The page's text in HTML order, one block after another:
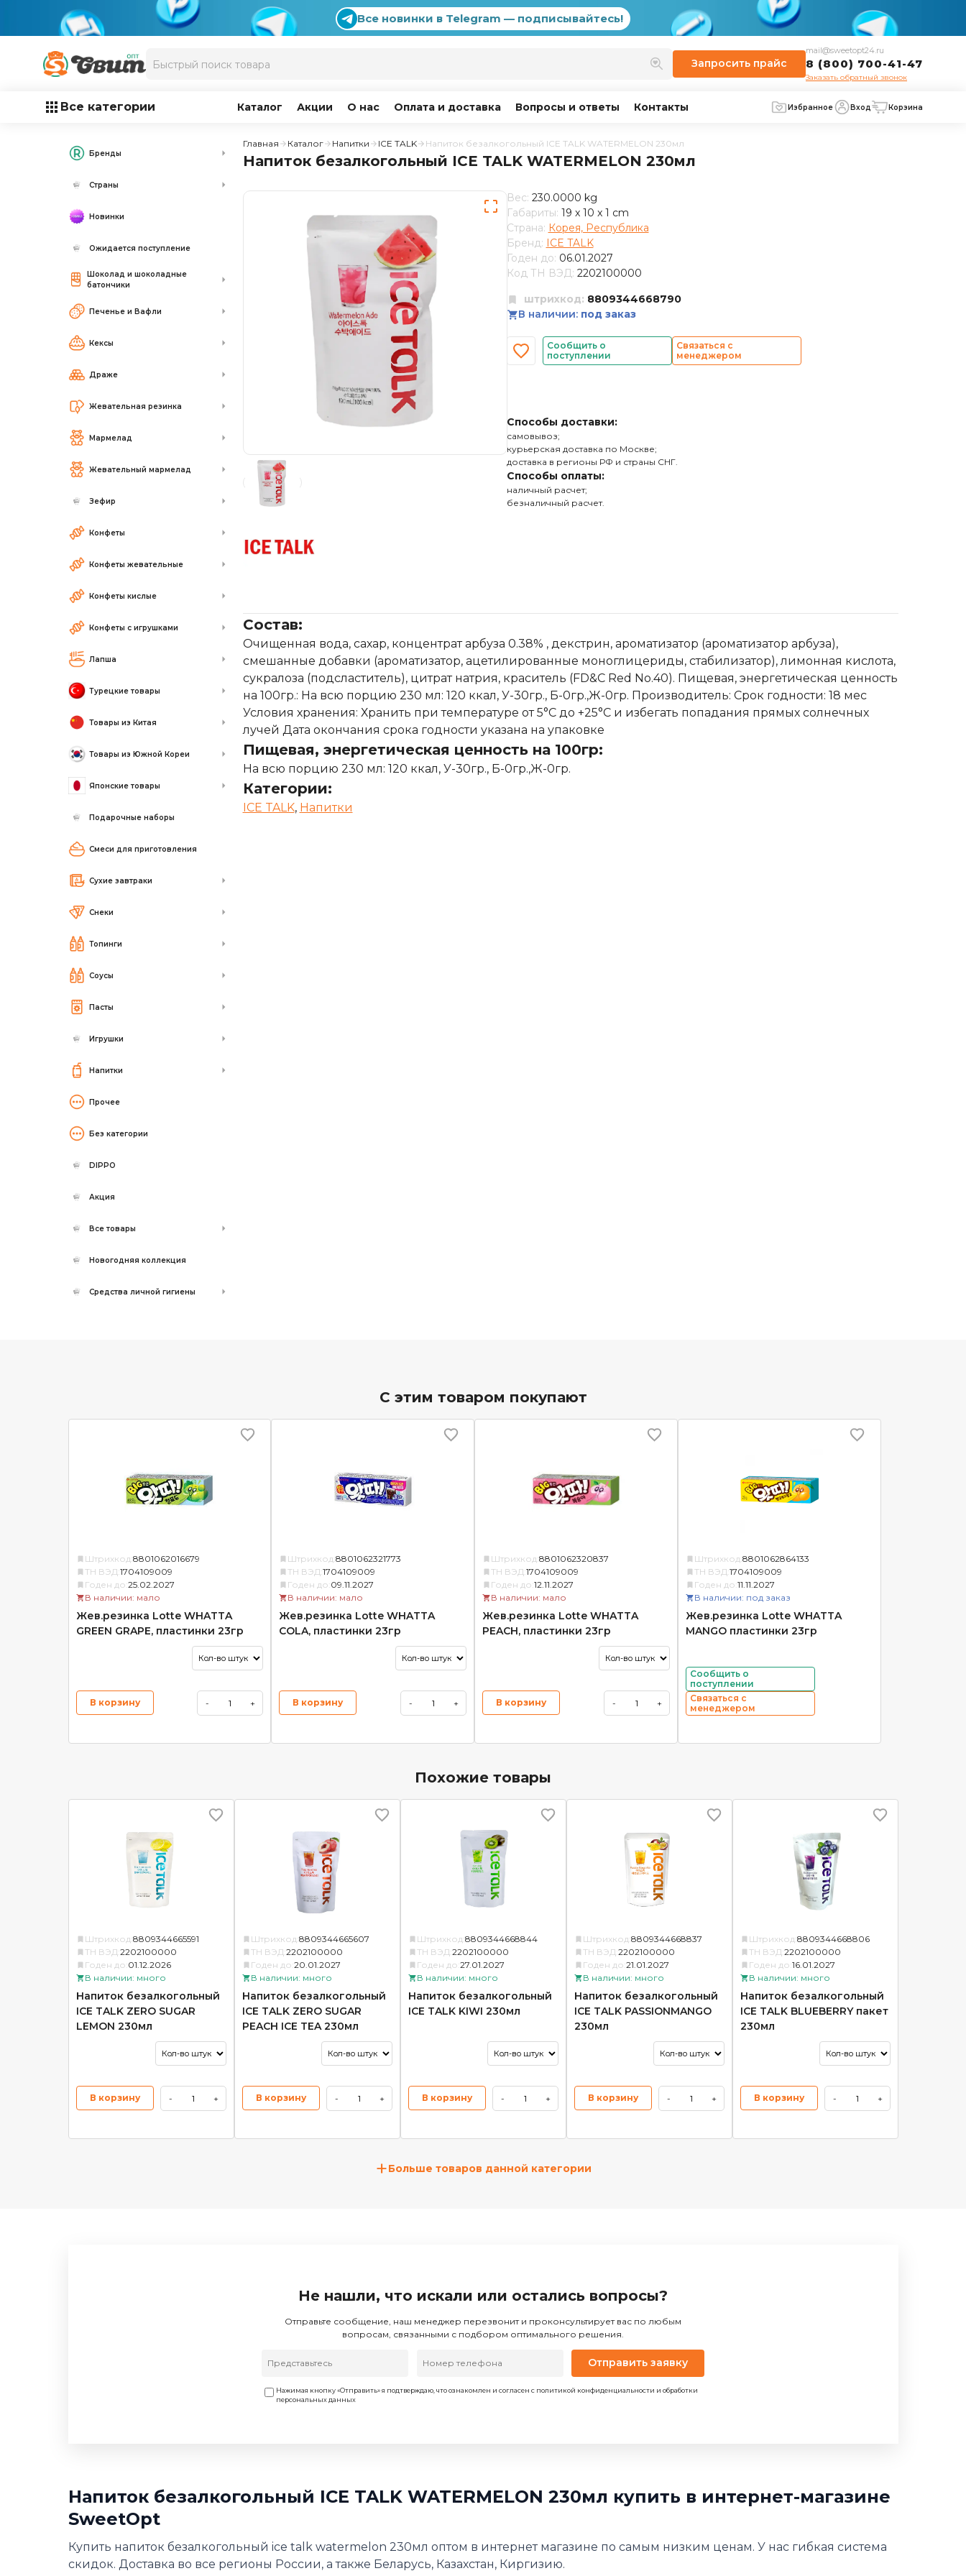
Все новинки в Telegram — подписывайтесь!
Запросить прайс
mail@sweetopt24.ru
8 (800) 700-41-47
Заказать обратный звонок
Все категории Каталог Акции О нас Оплата и доставка Вопросы и ответы Контакты Избранное Вход Корзина
Бренды
Страны
Новинки
Ожидается поступление
Шоколад и шоколадные
батончики
Печенье и Вафли
Кексы
Драже
Жевательная резинка
Мармелад
Жевательный мармелад
Зефир
Конфеты
Конфеты жевательные
Конфеты кислые
Конфеты с игрушками
Лапша
Турецкие товары
Товары из Китая
Товары из Южной Кореи
Японские товары
Подарочные наборы
Смеси для приготовления
Сухие завтраки
Снеки
Топинги
Соусы
Пасты
Игрушки
Напитки
Прочее
Без категории
DIPPO
Акция
Все товары
Новогодняя коллекция
Средства личной гигиены
Главная Каталог Напитки ICE TALK Напиток безалкогольный ICE TALK WATERMELON 230мл
Напиток безалкогольный ICE TALK WATERMELON 230мл
Вес: 230.0000 kg
Габариты: 19 x 10 x 1 cm
Страна: Корея, Республика
Бренд: ICE TALK
Годен до: 06.01.2027
Код ТН ВЭД: 2202100000
штрихкод: 8809344668790
В наличии: под заказ
Сообщить о
поступлении
Связаться с
менеджером
Способы доставки:
самовывоз;
курьерская доставка по Москве;
доставка в регионы РФ и страны СНГ.
Способы оплаты:
наличный расчет;
безналичный расчет.
Состав:
Очищенная вода, сахар, концентрат арбуза 0.38% , декстрин, ароматизатор (ароматизатор арбуза),
смешанные добавки (ароматизатор, ацетилированные моноглицериды, стабилизатор), лимонная кислота,
сукралоза (подсластитель), цитрат натрия, краситель (FD&C Red No.40). Пищевая, энергетическая ценность
на 100гр.: На всю порцию 230 мл: 120 ккал, У-30гр., Б-0гр.,Ж-0гр. Производитель: Срок годности: 18 мес
Условия хранения: Хранить при температуре от 5°С до +25°С и избегать попадания прямых солнечных
лучей Дата окончания срока годности указана на упаковке
Пищевая, энергетическая ценность на 100гр:
На всю порцию 230 мл: 120 ккал, У-30гр., Б-0гр.,Ж-0гр.
Категории:
ICE TALK, Напитки
С этим товаром покупают
Штрихкод: 8801062016679
ТН ВЭД: 1704109009
Годен до: 25.02.2027
В наличии: мало
Жев.резинка Lotte WHATTA
GREEN GRAPE, пластинки 23гр
В корзину - +
Штрихкод:8801062321773
ТН ВЭД:1704109009
Годен до: 09.11.2027
В наличии: мало
Жев.резинка Lotte WHATTA
COLA, пластинки 23гр
В корзину - +
Штрихкод: 8801062320837
ТН ВЭД: 1704109009
Годен до: 12.11.2027
В наличии: мало
Жев.резинка Lotte WHATTA
PEACH, пластинки 23гр
В корзину - +
Штрихкод: 8801062864133
ТН ВЭД: 1704109009
Годен до: 11.11.2027
В наличии: под заказ
Жев.резинка Lotte WHATTA
MANGO пластинки 23гр
Сообщить о
поступлении
Связаться с
менеджером
Похожие товары
Штрихкод: 8809344665591
ТН ВЭД: 2202100000
Годен до: 01.12.2026
В наличии: много
Напиток безалкогольный
ICE TALK ZERO SUGAR
LEMON 230мл
В корзину - +
Штрихкод: 8809344665607
ТН ВЭД: 2202100000
Годен до: 20.01.2027
В наличии: много
Напиток безалкогольный
ICE TALK ZERO SUGAR
PEACH ICE TEA 230мл
В корзину - +
Штрихкод: 8809344668844
ТН ВЭД: 2202100000
Годен до: 27.01.2027
В наличии: много
Напиток безалкогольный
ICE TALK KIWI 230мл
В корзину - +
Штрихкод: 8809344668837
ТН ВЭД: 2202100000
Годен до: 21.01.2027
В наличии: много
Напиток безалкогольный
ICE TALK PASSIONMANGO
230мл
В корзину - +
Штрихкод: 8809344668806
ТН ВЭД: 2202100000
Годен до: 16.01.2027
В наличии: много
Напиток безалкогольный
ICE TALK BLUEBERRY пакет
230мл
В корзину - +
+Больше товаров данной категории
Не нашли, что искали или остались вопросы?
Отправьте сообщение, наш менеджер перезвонит и проконсультирует вас по любым
вопросам, связанными с подбором оптимального решения.
Отправить заявку
Нажимая кнопку «Отправить» я подтверждаю, что ознакомлен и согласен с политикой конфиденциальности и обработки
персональных данных
Напиток безалкогольный ICE TALK WATERMELON 230мл купить в интернет-магазине
SweetOpt
Купить напиток безалкогольный ice talk watermelon 230мл оптом в интернет магазине по самым низким ценам. У нас гибкая система
скидок. Доставка во все регионы России, а также Беларусь, Казахстан, Киргизию.